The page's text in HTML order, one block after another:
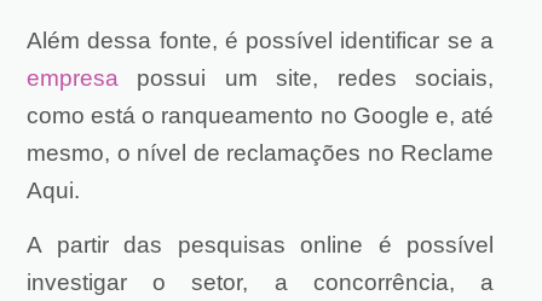
Além dessa fonte, é possível identificar se a
empresa possui um site, redes sociais,
como está o ranqueamento no Google e, até
mesmo, o nível de reclamações no Reclame
Aqui.
A partir das pesquisas online é possível
investigar o setor, a concorrência, a